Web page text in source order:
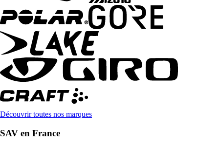
Découvrir toutes nos marques
SAV en France